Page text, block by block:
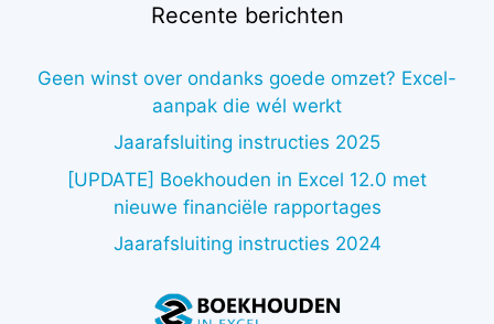
Recente berichten
Geen winst over ondanks goede omzet? Excel-
aanpak die wél werkt
Jaarafsluiting instructies 2025
[UPDATE] Boekhouden in Excel 12.0 met
nieuwe financiële rapportages
Jaarafsluiting instructies 2024